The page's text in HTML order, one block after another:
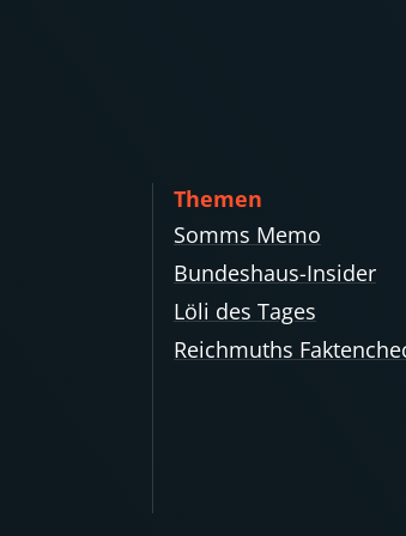
Themen
Somms Memo
Bundeshaus-Insider
Löli des Tages
Reichmuths